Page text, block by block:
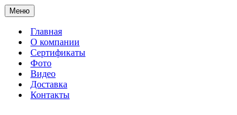
Меню
Главная
О компании
Сертификаты
Фото
Видео
Доставка
Контакты